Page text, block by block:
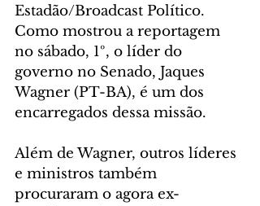
Estadão/Broadcast Político.
Como mostrou a reportagem
no sábado, 1º, o líder do
governo no Senado, Jaques
Wagner (PT-BA), é um dos
encarregados dessa missão.
Além de Wagner, outros líderes
e ministros também
procuraram o agora ex-